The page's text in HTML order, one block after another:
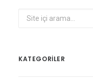
KATEGORİLER